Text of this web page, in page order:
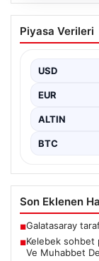
Kelebek
İletişimin
Sanal
Halen pek…
Piyasa Verileri
USD
EUR
ALTIN
BTC
Son Eklenen
■Galatasaray
■Kelebek sohbet
Ve Muhabbet